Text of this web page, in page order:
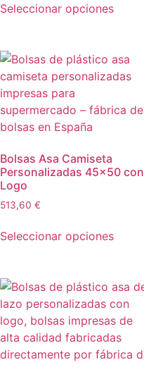
Seleccionar opciones
Bolsas Asa Camiseta
Personalizadas 45×50 con
Logo
513,60 €
Seleccionar opciones